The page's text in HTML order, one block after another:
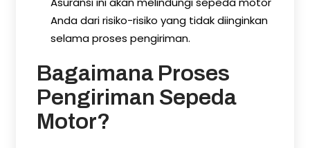
Anda dari risiko-risiko yang tidak diinginkan
selama proses pengiriman.
Bagaimana Proses
Pengiriman Sepeda
Motor?